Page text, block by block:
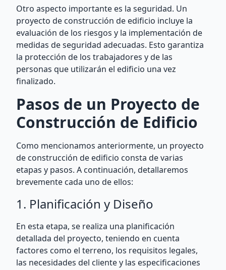
Otro aspecto importante es la seguridad. Un
proyecto de construcción de edificio incluye la
evaluación de los riesgos y la implementación de
medidas de seguridad adecuadas. Esto garantiza
la protección de los trabajadores y de las
personas que utilizarán el edificio una vez
finalizado.
Pasos de un Proyecto de
Construcción de Edificio
Como mencionamos anteriormente, un proyecto
de construcción de edificio consta de varias
etapas y pasos. A continuación, detallaremos
brevemente cada uno de ellos:
1. Planificación y Diseño
En esta etapa, se realiza una planificación
detallada del proyecto, teniendo en cuenta
factores como el terreno, los requisitos legales,
las necesidades del cliente y las especificaciones